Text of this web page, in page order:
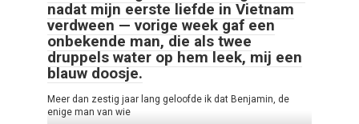
nadat mijn eerste liefde in Vietnam
verdween — vorige week gaf een
onbekende man, die als twee
druppels water op hem leek, mij een
blauw doosje.
Meer dan zestig jaar lang geloofde ik dat Benjamin, de
enige man van wie